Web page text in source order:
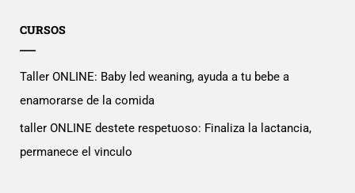
CURSOS
Taller ONLINE: Baby led weaning, ayuda a tu bebe a
enamorarse de la comida
taller ONLINE destete respetuoso: Finaliza la lactancia,
permanece el vinculo